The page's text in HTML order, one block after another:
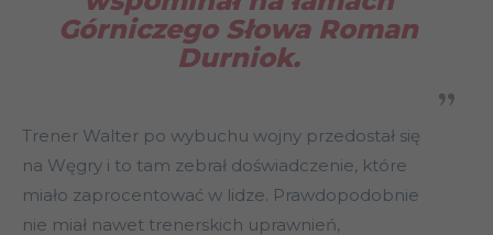
Górniczego Słowa Roman
Durniok.
Trener Walter po wybuchu wojny przedostał się
na Węgry i to tam zebrał doświadczenie, które
miało zaprocentować w lidze. Prawdopodobnie
nie miał nawet trenerskich uprawnień,